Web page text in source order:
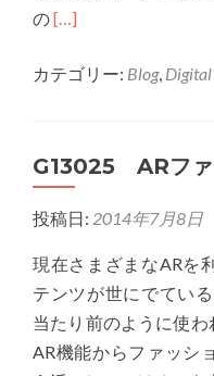
のRead
about
世
代
の
地
内
[…]
カテゴリー: Blog, Digital
G13025 ARファ
投稿日: 2014年7月8日
現在さまざまなARを
テンツが世にでてい
当たり前のように使
AR機能からファッシ